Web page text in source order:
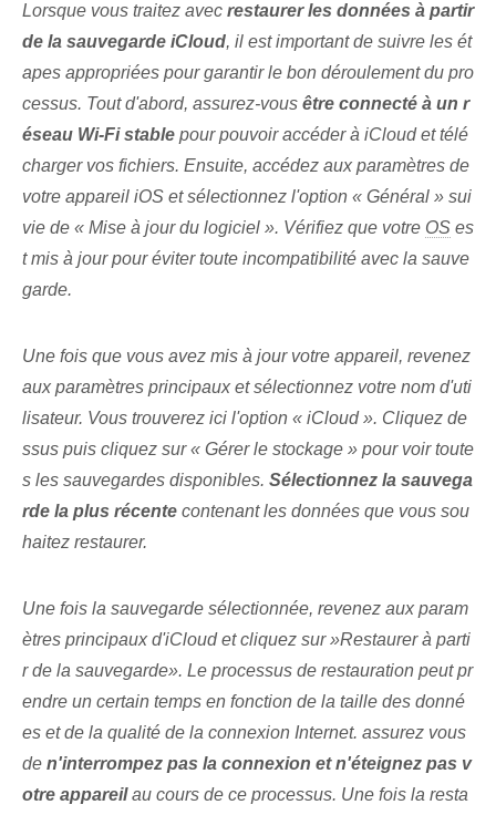
Lorsque vous traitez avec restaurer les données à partir
de la sauvegarde iCloud, il est important‌ de suivre les ét
apes appropriées pour garantir le bon déroulement du pro
cessus. Tout d'abord, assurez-vous être connecté à un r
éseau Wi-Fi stable pour pouvoir accéder à iCloud et télé
charger vos fichiers. Ensuite, accédez aux paramètres de
votre appareil iOS ‌et sélectionnez l'option⁢ « Général »‍ sui
vie de « Mise à jour du logiciel ». Vérifiez que votre OS es
t mis à jour pour éviter toute incompatibilité avec la sauve
garde.
Une fois que vous avez mis à jour votre appareil, revenez
aux paramètres principaux et sélectionnez votre nom d'uti
lisateur. Vous trouverez ici l'option « iCloud ». ⁤Cliquez de
ssus⁤ puis cliquez⁤ sur « Gérer le stockage » pour voir ⁢toute
s les sauvegardes disponibles. Sélectionnez la sauvega
rde la plus récente contenant les données que vous sou
haitez restaurer.
Une fois la sauvegarde sélectionnée, revenez aux param
ètres principaux d'iCloud et cliquez sur ‍»Restaurer ⁢à parti
r de la sauvegarde». Le processus de restauration peut pr
endre un certain temps en fonction de la taille des donné
es et de la qualité de la connexion Internet. assurez vous
de n'interrompez pas la connexion et n'éteignez pas v
otre appareilau cours de ce processus. Une fois la ⁣resta